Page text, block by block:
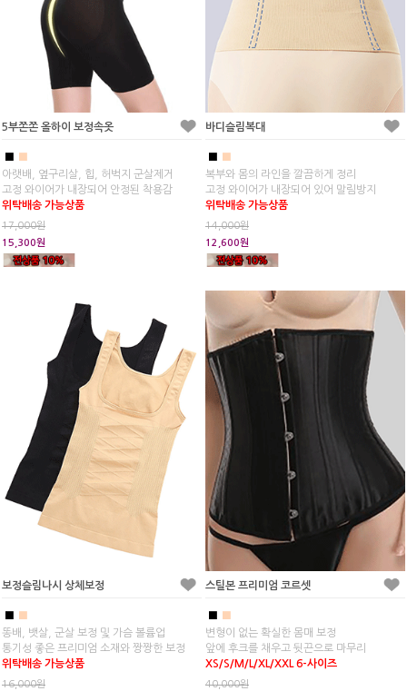
5부쫀쫀 올하이 보정속옷
■ ■
아랫배, 옆구리살, 힙, 허벅지 군살제거
고정 와이어가 내장되어 안정된 착용감
위탁배송 가능상품
17,000원
15,300원
바디슬림복대
■ ■
복부와 몸의 라인을 깔끔하게 정리
고정 와이어가 내장되어 있어 말림방지
위탁배송 가능상품
14,000원
12,600원
보정슬림나시 상체보정
■
똥배, 뱃살, 군살 보정 및 가슴 볼륨업
통기성 좋은 프리미엄 소재와 짱짱한 보정
위탁배송 가능상품
16,000원
스틸본 프리미엄 코르셋
■
변형이 없는 확실한 몸매 보정
앞에 후크를 채우고 뒷끈으로 마무리
XS/S/M/L/XL/XXL 6-사이즈
40,000원